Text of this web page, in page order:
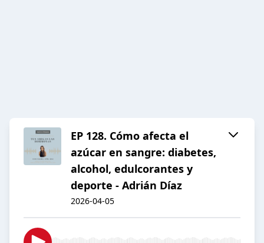
EP 128. Cómo afecta el
azúcar en sangre: diabetes,
alcohol, edulcorantes y
deporte - Adrián Díaz
2026-04-05